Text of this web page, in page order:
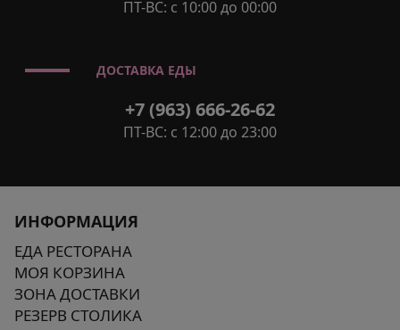
ПТ-ВС: с 10:00 до 00:00
ДОСТАВКА ЕДЫ
+7 (963) 666-26-62
ПТ-ВС: с 12:00 до 23:00
ИНФОРМАЦИЯ
ЕДА РЕСТОРАНА
МОЯ КОРЗИНА
ЗОНА ДОСТАВКИ
РЕЗЕРВ СТОЛИКА